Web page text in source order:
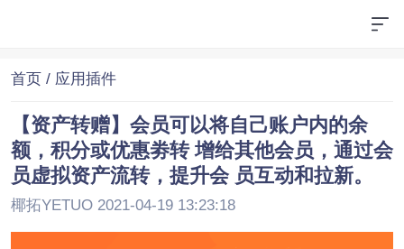
首页 / 应用插件
【资产转赠】会员可以将自己账户内的余
额，积分或优惠劵转 增给其他会员，通过会
员虚拟资产流转，提升会 员互动和拉新。
椰拓YETUO 2021-04-19 13:23:18